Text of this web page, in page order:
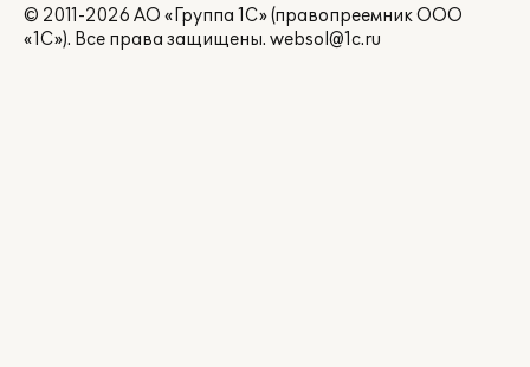
© 2011-2026 АО «Группа 1С» (правопреемник ООО
«1С»). Все права защищены. websol@1c.ru